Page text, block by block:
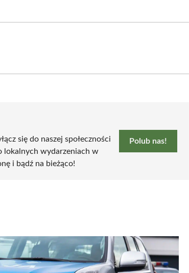
się do naszej społeczności
lokalnych wydarzeniach w
i bądź na bieżąco!
Polub nas!